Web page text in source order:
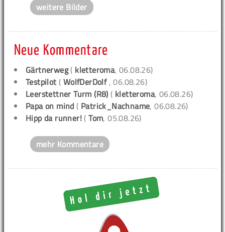
weitere Bilder
Neue Kommentare
Gärtnerweg( kletteroma, 06.08.26)
Testpilot ( WolfDerDolf , 06.08.26)
Leerstettner Turm (R8) ( kletteroma, 06.08.26)
Papa on mind ( Patrick_Nachname, 06.08.26)
Hipp da runner! (Tom, 05.08.26)
mehr Kommentare